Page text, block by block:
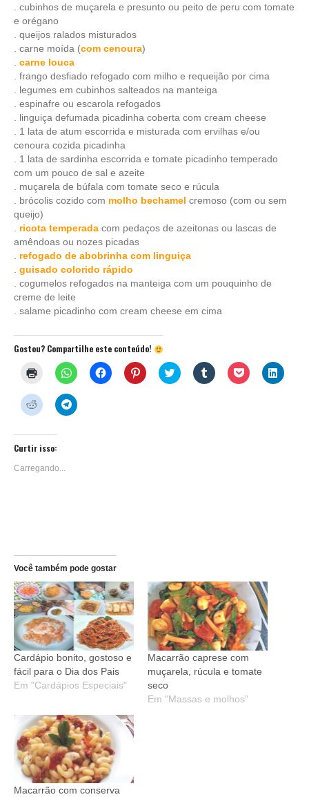
. cubinhos de muçarela e presunto ou peito de peru com tomate
e orégano
. queijos ralados misturados
. carne moída (com cenoura)
. carne louca
. frango desfiado refogado com milho e requeijão por cima
. legumes em cubinhos salteados na manteiga
. espinafre ou escarola refogados
. linguiça defumada picadinha coberta com cream cheese
. 1 lata de atum escorrida e misturada com ervilhas e/ou
cenoura cozida picadinha
. 1 lata de sardinha escorrida e tomate picadinho temperado
com um pouco de sal e azeite
. muçarela de búfala com tomate seco e rúcula
. brócolis cozido com molho bechamel cremoso (com ou sem
queijo)
. ricota temperada com pedaços de azeitonas ou lascas de
amêndoas ou nozes picadas
. refogado de abobrinha com linguiça
. guisado colorido rápido
. cogumelos refogados na manteiga com um pouquinho de
creme de leite
. salame picadinho com cream cheese em cima
Gostou? Compartilhe este conteúdo!
Clique
para
em
nova
janela)
Clique
para
no
WhatsApp(abre
em
Clique
para
Clique
para
Clique
para
Clique
para
Clique
para
Clique
para
Clique
para
Reddit(abre
em
janela)
Clique
para
Curtir isso:
Carregando...
Você também pode gostar
Cardápio bonito, gostoso e
fácil para o Dia dos Pais
Em "Cardápios Especiais"
Macarrão caprese com
muçarela, rúcula e tomate
seco
Em "Massas e molhos"
Macarrão com conserva